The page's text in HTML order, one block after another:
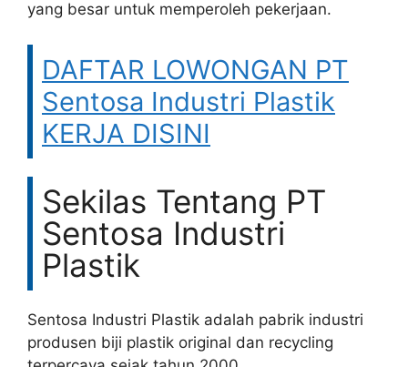
yang besar untuk memperoleh pekerjaan.
DAFTAR LOWONGAN PT
Sentosa Industri Plastik
KERJA DISINI
Sekilas Tentang PT
Sentosa Industri
Plastik
Sentosa Industri Plastik adalah pabrik industri
produsen biji plastik original dan recycling